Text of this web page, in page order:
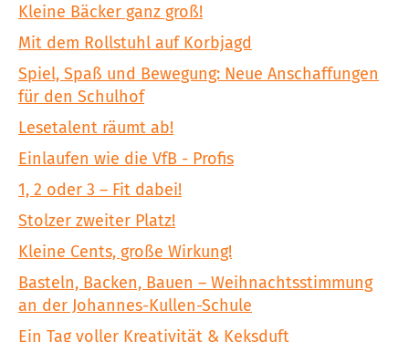
Kleine Bäcker ganz groß!
Mit dem Rollstuhl auf Korbjagd
Spiel, Spaß und Bewegung: Neue Anschaffungen
für den Schulhof
Lesetalent räumt ab!
Einlaufen wie die VfB - Profis
1, 2 oder 3 – Fit dabei!
Stolzer zweiter Platz!
Kleine Cents, große Wirkung!
Basteln, Backen, Bauen – Weihnachtsstimmung
an der Johannes-Kullen-Schule
Ein Tag voller Kreativität & Keksduft